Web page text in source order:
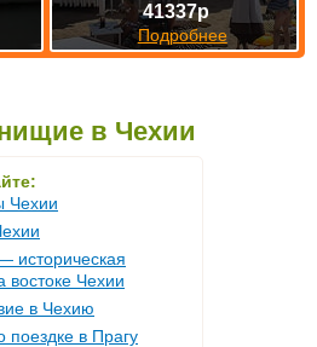
в Чехии
Чехии
историческая
востоке Чехии
в Чехию
поездке в Прагу
41337р
Подробнее